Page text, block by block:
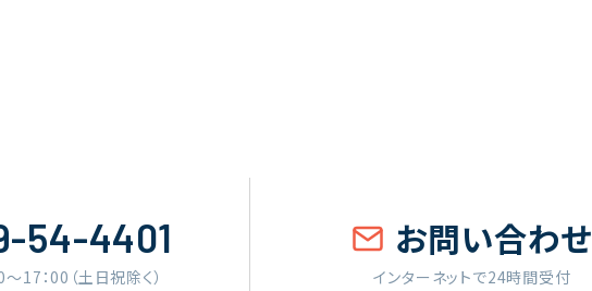
54-4401
17：00（土日祝除く）
お問い合わせ
インターネットで24時間受付